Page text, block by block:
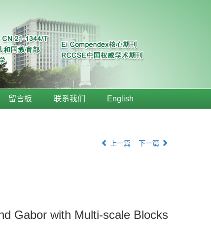
留言板 联系我们 English
上一篇 下一篇
Gabor with Multi-scale Blocks